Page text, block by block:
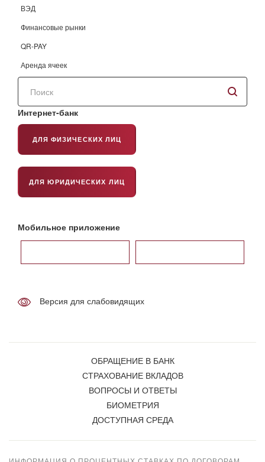
ВЭД
Финансовые рынки
QR-PAY
Аренда ячеек
Поиск
сайту
Интернет-банк
ДЛЯ ФИЗИЧЕСКИХ ЛИЦ
ДЛЯ ЮРИДИЧЕСКИХ ЛИЦ
Мобильное приложение
Версия для слабовидящих
ОБРАЩЕНИЕ В БАНК
СТРАХОВАНИЕ ВКЛАДОВ
ВОПРОСЫ И ОТВЕТЫ
БИОМЕТРИЯ
ДОСТУПНАЯ СРЕДА